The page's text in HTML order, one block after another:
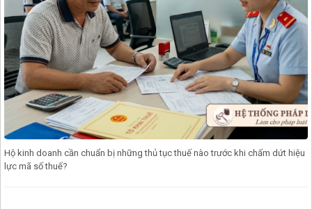
Hộ kinh doanh cần chuẩn bị những thủ tục thuế nào trước khi chấm dứt hiệu
lực mã số thuế?